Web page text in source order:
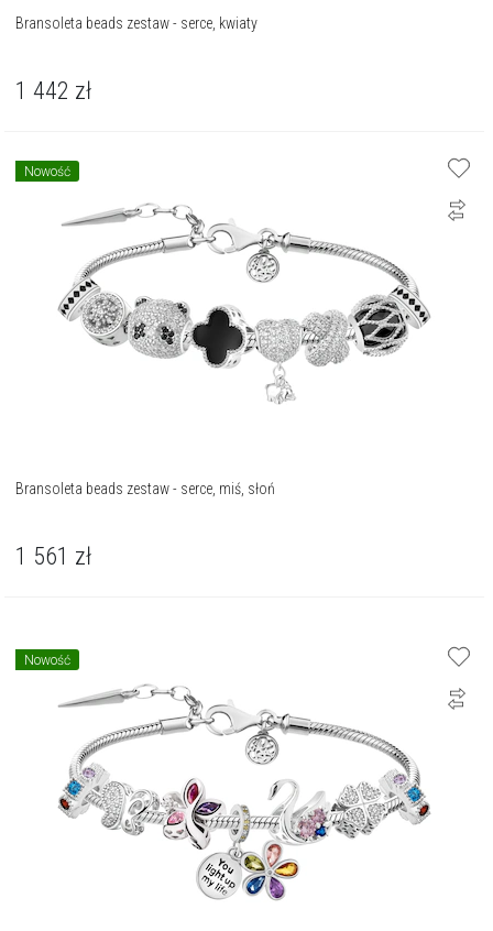
Bransoleta beads zestaw - serce, kwiaty
1 442 zł
Nowość
Bransoleta beads zestaw - serce, miś, słoń
1 561 zł
Nowość